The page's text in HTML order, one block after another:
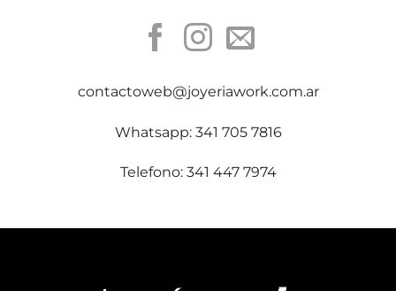
contactoweb@joyeriawork.com.ar
Whatsapp: 341 705 7816
Telefono: 341 447 7974